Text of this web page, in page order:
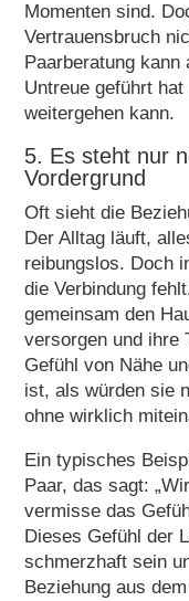
Momenten sind.
Vertrauensbruch
Paarberatung
Untreue geführt
weitergehen kann.
5. Es steht nur
Vordergrund
Oft sieht die
Der Alltag läuft,
reibungslos. Doch
die Verbindung
gemeinsam den
versorgen und ihre
Gefühl von Nähe
ist, als würden sie
ohne wirklich
Ein typisches
Paar, das sagt:
vermisse das
Dieses Gefühl der
schmerzhaft sein
Beziehung aus